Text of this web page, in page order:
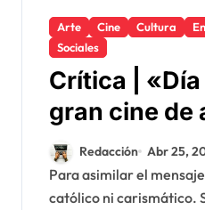
Arte Cine Cultura
Sociales
Crítica |
gran cine de
Redacción Abr 25,
Para asimilar el mensaje, no hay que ser ni
católico ni carismático.